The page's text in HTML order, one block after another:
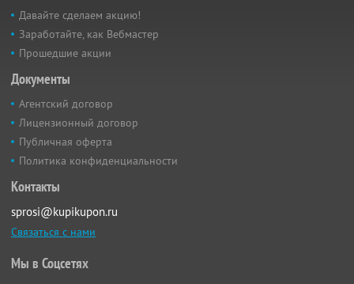
Давайте сделаем акцию!
Заработайте, как Вебмастер
Прошедшие акции
Документы
Агентский договор
Лицензионный договор
Публичная оферта
Политика конфиденциальности
Контакты
sprosi@kupikupon.ru
Связаться с нами
Мы в Соцсетях